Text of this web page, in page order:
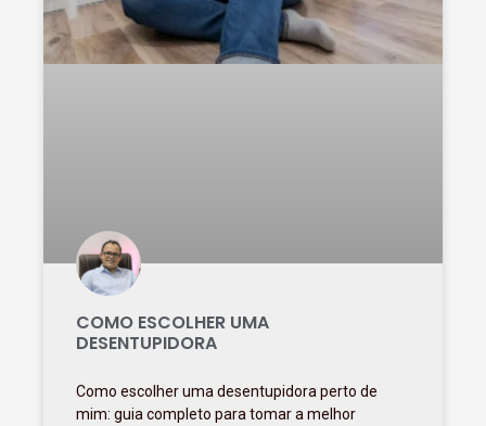
COMO ESCOLHER UMA
DESENTUPIDORA
Como escolher uma desentupidora perto de
mim: guia completo para tomar a melhor